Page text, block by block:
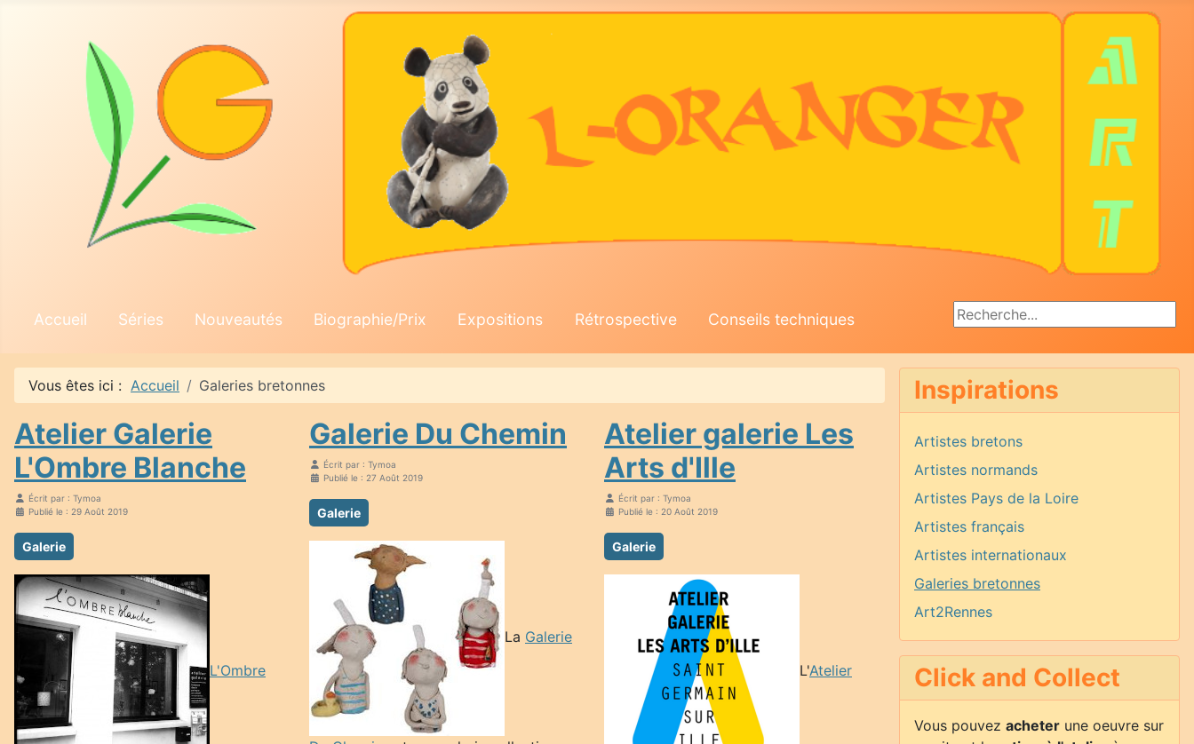
Accueil Séries Nouveautés Biographie/Prix Expositions Rétrospective Conseils techniques Rechercher
Vous êtes ici : Accueil Galeries bretonnes
Atelier Galerie
L'Ombre Blanche
Écrit par : Tymoa
Publié le : 29 Août 2019
Galerie
L'Ombre
Galerie Du Chemin
Écrit par : Tymoa
Publié le : 27 Août 2019
Galerie
La Galerie
Atelier galerie Les
Arts d'Ille
Écrit par : Tymoa
Publié le : 20 Août 2019
Galerie
L'Atelier
Inspirations
Artistes bretons
Artistes normands
Artistes Pays de la Loire
Artistes français
Artistes internationaux
Galeries bretonnes
Art2Rennes
Click and Collect
Vous pouvez acheter une oeuvre sur